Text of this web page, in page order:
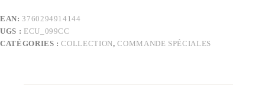
EAN:3760294914144
UGS : ECU_099CC
CATÉGORIES :COLLECTION,COMMANDE SPÉCIALES